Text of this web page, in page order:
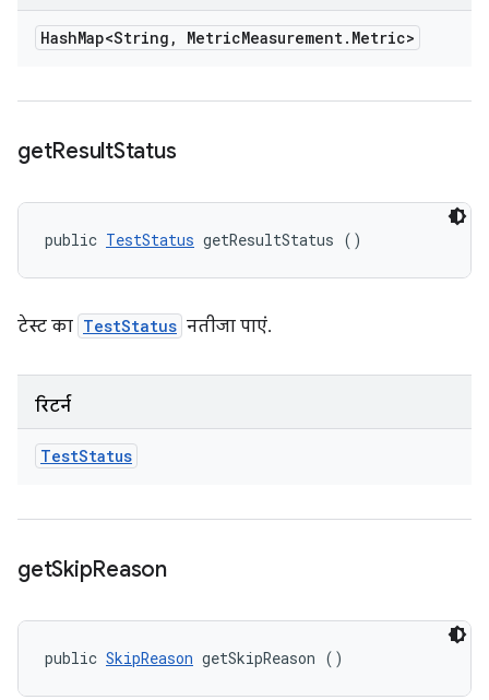
HashMap<String , MetricMeasurement. Metric>
getResultStatus
public TestStatus getResultStatus ()
टेस्ट का TestStatus नतीजा पाएं.
रिटर्न
TestStatus
getSkipReason
public SkipReason getSkipReason ()